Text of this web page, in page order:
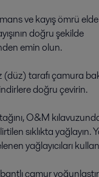
ve kayış ömrü
doğru şekilde
emin olun.
(düz) tarafı çamura
doğru çevirin.
O&M
sıklıkta yağlayın.
yağlayıcıları
çamur